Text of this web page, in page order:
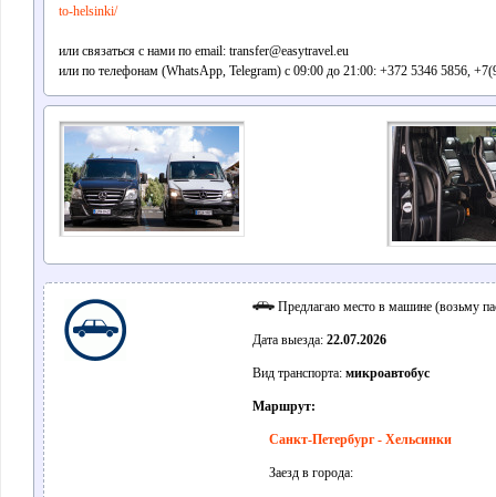
to-helsinki/
или связаться с нами по email: transfer@easytravel.eu
или по телефонам (WhatsApp, Telegram) с 09:00 до 21:00: +372 5346 5856,
Предлагаю место в машине (возьму
Дата выезда: 22.07.2026
Вид транспорта: микроавтобус
Маршрут:
Санкт-Петербург - Хельсинки
Заезд в города: